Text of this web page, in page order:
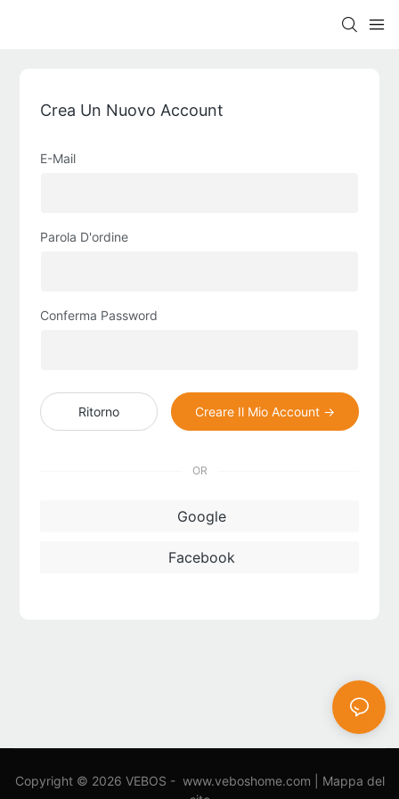
Crea Un Nuovo Account
E-Mail
Parola D'ordine
Conferma Password
Ritorno Creare Il Mio Account →
OR
Google
Facebook
Copyright © 2026 VEBOS - www.veboshome.com
Mappa del